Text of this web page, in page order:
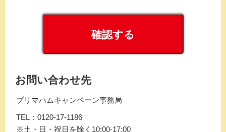
お問い合わせ先
プリマハムキャンペーン事務局
TEL：0120-17-1186
※土・日・祝日を除く10:00-17:00